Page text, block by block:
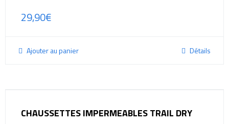
29,90€
Ajouter au panier Détails
CHAUSSETTES IMPERMEABLES TRAIL DRY